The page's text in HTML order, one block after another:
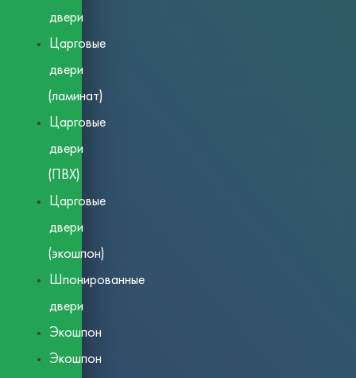
двери
Царговые
двери
(ламинат)
Царговые
двери
(ПВХ)
Царговые
двери
(экошпон)
Шпонированные
двери
Экошпон
Экошпон